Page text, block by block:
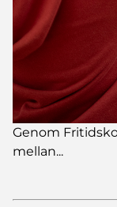
Genom
mellan...